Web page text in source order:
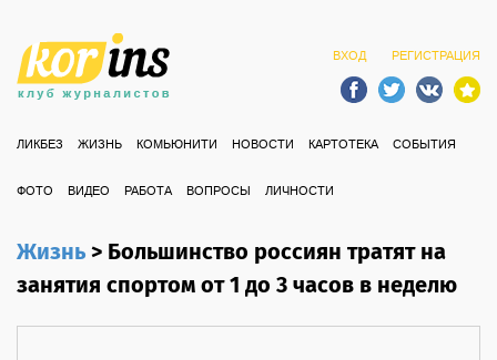
ВХОД РЕГИСТРАЦИЯ
ЛИКБЕЗ ЖИЗНЬ КОМЬЮНИТИ НОВОСТИ КАРТОТЕКА СОБЫТИЯ
ФОТО ВИДЕО РАБОТА ВОПРОСЫ ЛИЧНОСТИ
Жизнь>Большинство россиян тратят на
занятия спортом от 1 до 3 часов в неделю